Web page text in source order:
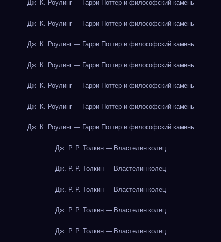
Дж. К. Роулинг — Гарри Поттер и философский камень
Дж. К. Роулинг — Гарри Поттер и философский камень
Дж. К. Роулинг — Гарри Поттер и философский камень
Дж. К. Роулинг — Гарри Поттер и философский камень
Дж. К. Роулинг — Гарри Поттер и философский камень
Дж. К. Роулинг — Гарри Поттер и философский камень
Дж. К. Роулинг — Гарри Поттер и философский камень
Дж. Р. Р. Толкин — Властелин колец
Дж. Р. Р. Толкин — Властелин колец
Дж. Р. Р. Толкин — Властелин колец
Дж. Р. Р. Толкин — Властелин колец
Дж. Р. Р. Толкин — Властелин колец